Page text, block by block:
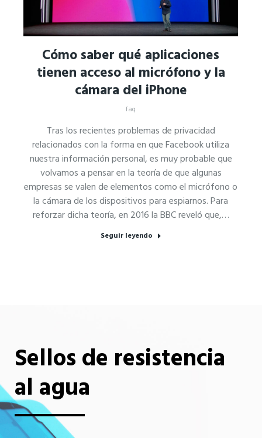
Cómo saber qué aplicaciones
tienen acceso al micrófono y la
cámara del iPhone
faq
Tras los recientes problemas de privacidad
relacionados con la forma en que Facebook utiliza
nuestra información personal, es muy probable que
volvamos a pensar en la teoría de que algunas
empresas se valen de elementos como el micrófono o
la cámara de los dispositivos para espiarnos. Para
reforzar dicha teoría, en 2016 la BBC reveló que,…
Seguir leyendo
Sellos de resistencia
al agua